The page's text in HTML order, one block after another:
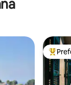
hóspedes Entre